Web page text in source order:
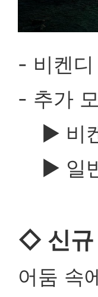
- 비켄
- 추가
▶ 비
▶ 일
◇ 신
어둠 속